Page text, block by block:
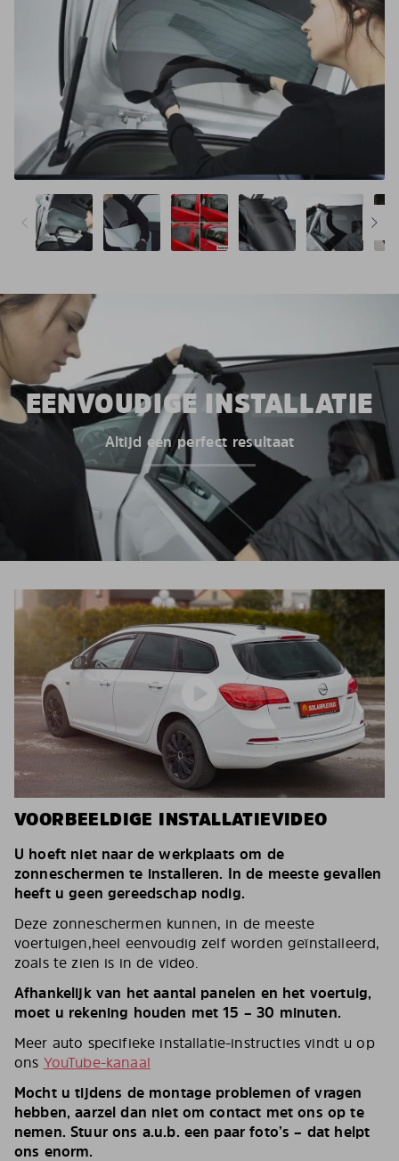
EENVOUDIGE INSTALLATIE
Altijd een perfect resultaat
VOORBEELDIGE INSTALLATIEVIDEO
U hoeft niet naar de werkplaats om de
zonneschermen te installeren. In de meeste gevallen
heeft u geen gereedschap nodig.
Deze zonneschermen kunnen, in de meeste
voertuigen,heel eenvoudig zelf worden geïnstalleerd,
zoals te zien is in de video.
Afhankelijk van het aantal panelen en het voertuig,
moet u rekening houden met 15 – 30 minuten.
Meer auto specifieke installatie-instructies vindt u op
ons YouTube-kanaal
Mocht u tijdens de montage problemen of vragen
hebben, aarzel dan niet om contact met ons op te
nemen. Stuur ons a.u.b. een paar foto’s – dat helpt
ons enorm.